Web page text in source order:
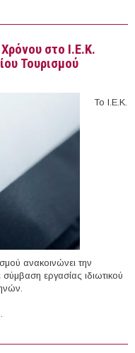
σε Φορείς του εξωτερικού
στο Ι.Ε.Κ.
Τουρισμού
Το Ι.Ε.Κ.
ανακοινώνει την
εργασίας ιδιωτικού
Ορισμένου Χρόνου στο Ι.Ε.Κ.
Υπουργείου Τουρισμού